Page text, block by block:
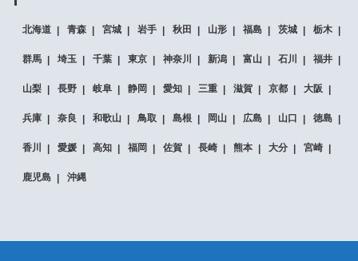
北海道 青森 宮城 岩手 秋田 山形 福島 茨城 栃木
群馬 埼玉 千葉 東京 神奈川 新潟 富山 石川 福井
山梨 長野 岐阜 静岡 愛知 三重 滋賀 京都 大阪
兵庫 奈良 和歌山 鳥取 島根 岡山 広島 山口 徳島
香川 愛媛 高知 福岡 佐賀 長崎 熊本 大分 宮崎
鹿児島 沖縄